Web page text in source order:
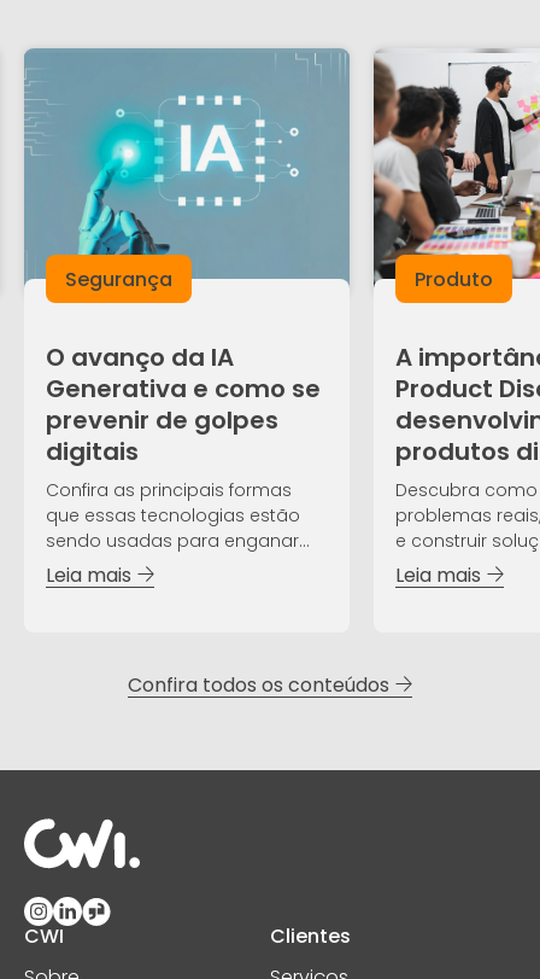
Segurança
O avanço da IA
Generativa e como se
prevenir de golpes
digitais
Confira as principais formas
que essas tecnologias estão
sendo usadas para enganar
usuários.
Leia mais
Produto
A
Product
produtos
Descubra
problemas
e construir
valor.
Leia mais
Confira todos os conteúdos
CWI
Clientes